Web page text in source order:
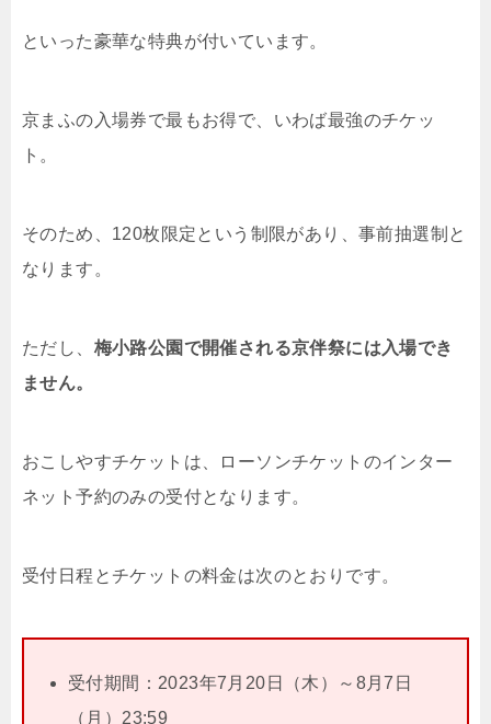
といった豪華な特典が付いています。
京まふの入場券で最もお得で、いわば最強のチケッ
ト。
そのため、120枚限定という制限があり、事前抽選制と
なります。
ただし、 梅小路公園で開催される京伴祭には入場でき
ません。
おこしやすチケットは、ローソンチケットのインター
ネット予約のみの受付となります。
受付日程とチケットの料金は次のとおりです。
受付期間：2023年7月20日（木）～8月7日
（月）23:59